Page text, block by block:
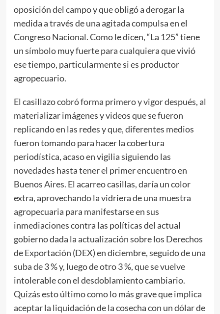
oposición del campo y que obligó a derogar la
medida a través de una agitada compulsa en el
Congreso Nacional. Como le dicen, “La 125” tiene
un símbolo muy fuerte para cualquiera que vivió
ese tiempo, particularmente si es productor
agropecuario.
El casillazo cobró forma primero y vigor después, al
materializar imágenes y videos que se fueron
replicando en las redes y que, diferentes medios
fueron tomando para hacer la cobertura
periodística, acaso en vigilia siguiendo las
novedades hasta tener el primer encuentro en
Buenos Aires. El acarreo casillas, daría un color
extra, aprovechando la vidriera de una muestra
agropecuaria para manifestarse en sus
inmediaciones contra las políticas del actual
gobierno dada la actualización sobre los Derechos
de Exportación (DEX) en diciembre, seguido de una
suba de 3 % y, luego de otro 3 %, que se vuelve
intolerable con el desdoblamiento cambiario.
Quizás esto último como lo más grave que implica
aceptar la liquidación de la cosecha con un dólar de